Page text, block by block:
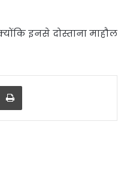
इनसे दोस्ताना माहौल
via Email Print